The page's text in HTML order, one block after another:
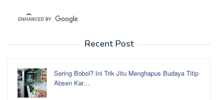
Recent Post
Sering Bobol? Ini Trik Jitu Menghapus Budaya Titip
Absen Kar…